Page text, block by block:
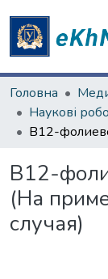
Головна
В12-
(На
случая)